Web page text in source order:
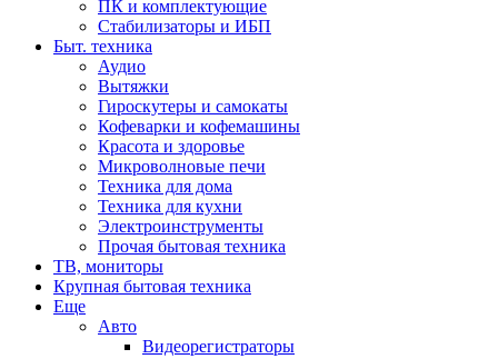
ПК и комплектующие
Стабилизаторы и ИБП
Быт. техника
Аудио
Вытяжки
Гироскутеры и самокаты
Кофеварки и кофемашины
Красота и здоровье
Микроволновые печи
Техника для дома
Техника для кухни
Электроинструменты
Прочая бытовая техника
ТВ, мониторы
Крупная бытовая техника
Еще
Авто
Видеорегистраторы